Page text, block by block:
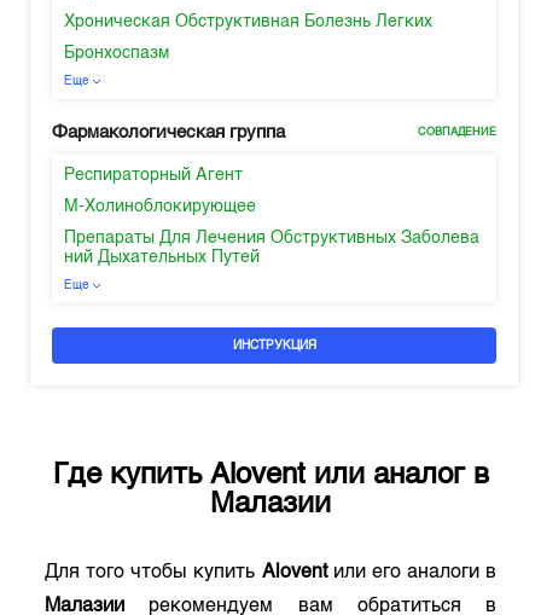
Хроническая Обструктивная Болезнь Легких
Бронхоспазм
Еще
Фармакологическая группа СОВПАДЕНИЕ
Респираторный Агент
М-Холиноблокирующее
Препараты Для Лечения Обструктивных Заболева
ний Дыхательных Путей
Еще
ИНСТРУКЦИЯ
Где купить Aloventили аналог в
Малазии
Для того чтобы купить Aloventили его аналоги в
Малазии рекомендуем вам обратиться в